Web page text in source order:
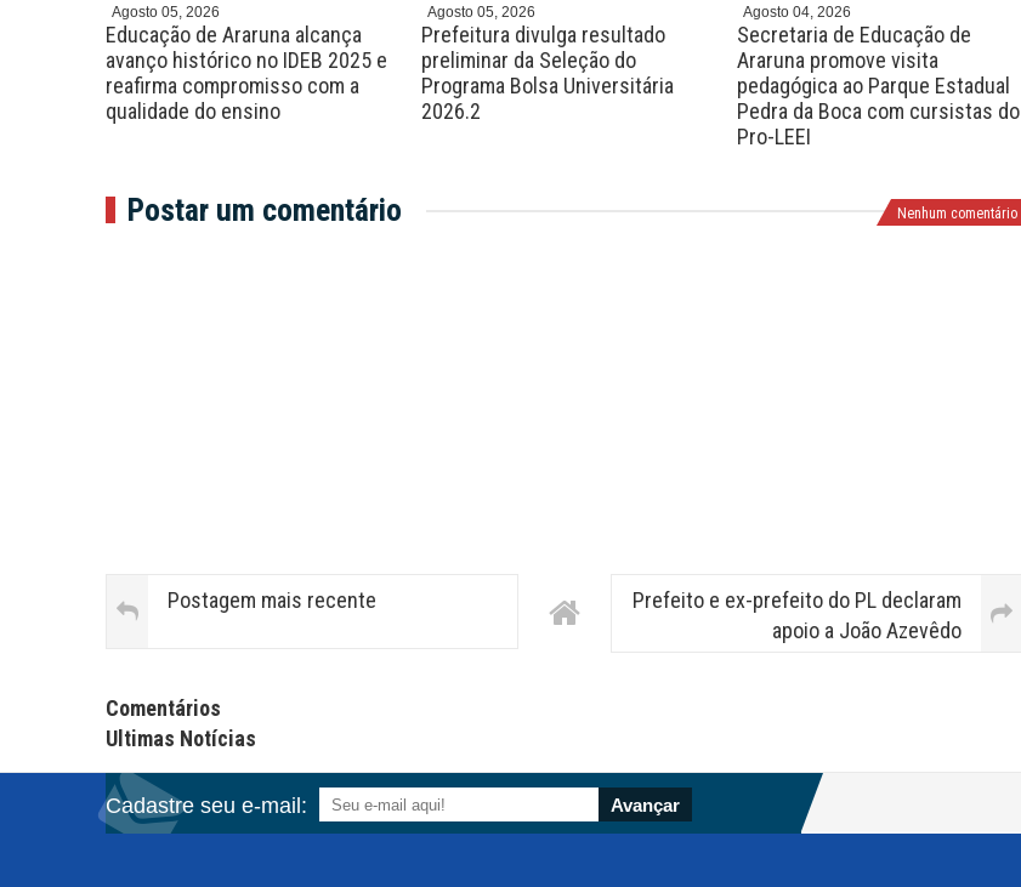
Agosto 05, 2026
Educação de Araruna alcança
avanço histórico no IDEB 2025 e
reafirma compromisso com a
qualidade do ensino
Agosto 05, 2026
Prefeitura divulga resultado
preliminar da Seleção do
Programa Bolsa Universitária
2026.2
Agosto 04, 2026
Secretaria de Educação de
Araruna promove visita
pedagógica ao Parque Estadual
Pedra da Boca com cursistas do
Pro-LEEI
Postar um comentário Nenhum comentário
Postagem mais recente
Prefeito e ex-prefeito do PL declaram
apoio a João Azevêdo
Facebook Comments APPID
Comentários
Ultimas Notícias
Cadastre seu e-mail: